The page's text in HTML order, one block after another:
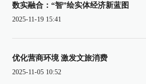
数实融合：“智”绘实体经济新蓝图
2025-11-19 15:41
优化营商环境 激发文旅消费
2025-11-05 10:52